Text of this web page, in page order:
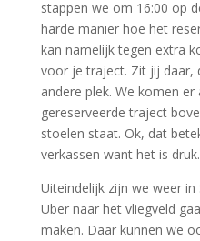
stappen we om 16:00 op
harde manier hoe het
kan namelijk tegen extra
voor je traject. Zit jij daar,
andere plek. We komen
gereserveerde traject
stoelen staat. Ok, dat
verkassen want het is druk.
Uiteindelijk zijn we weer
Uber naar het vliegveld
maken. Daar kunnen we